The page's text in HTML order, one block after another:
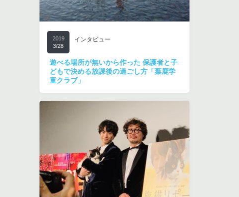
2019
3/28
インタビュー
遊べる場所が無いから作った 保護者と子
どもで決める放課後の過ごし方「葉鹿学
童クラブ」